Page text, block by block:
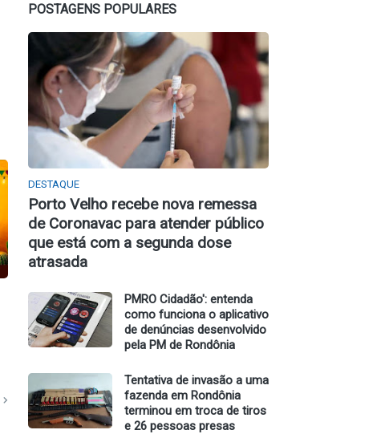
POSTAGENS POPULARES
DESTAQUE
Porto Velho recebe nova remessa
de Coronavac para atender público
que está com a segunda dose
atrasada
PMRO Cidadão': entenda
como funciona o aplicativo
de denúncias desenvolvido
pela PM de Rondônia
Tentativa de invasão a uma
fazenda em Rondônia
terminou em troca de tiros
e 26 pessoas presas